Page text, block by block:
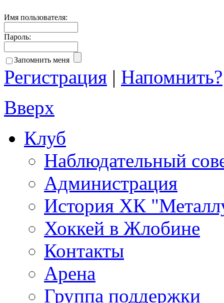
Имя пользователя:
Пароль:
Запомнить меня
Регистрация | Напомнить?
Вверх
Клуб
Наблюдательный
Администрация
История ХК
Хоккей в Жлобине
Контакты
Арена
Группа поддержки